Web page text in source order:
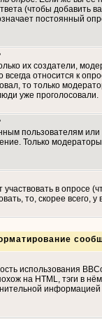
(чтобы добавить
постоянный
их создатели,
относится к
то только
уже проголосовали.
пользователям
Только
участвовать в
то, скорее всего,
использования
на HTML, тэги в